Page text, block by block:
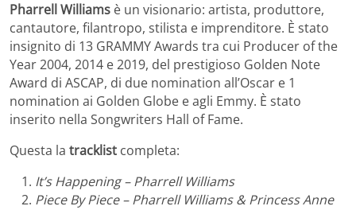
Pharrell Williams è un visionario: artista, produttore,
cantautore, filantropo, stilista e imprenditore. È stato
insignito di 13 GRAMMY Awards tra cui Producer of the
Year 2004, 2014 e 2019, del prestigioso Golden Note
Award di ASCAP, di due nomination all’Oscar e 1
nomination ai Golden Globe e agli Emmy. È stato
inserito nella Songwriters Hall of Fame.
Questa la tracklist completa:
It’s Happening – Pharrell Williams
Piece By Piece – Pharrell Williams & Princess Anne